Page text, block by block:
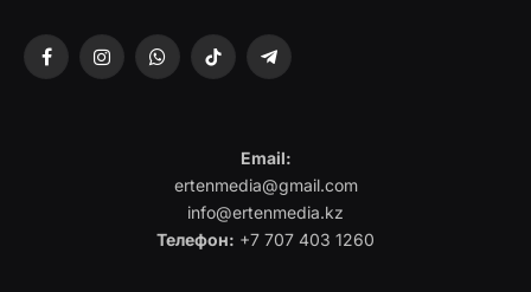
FacebookInstagramWhatsAppTikTok Telegram
Email:
ertenmedia@gmail.com
info@ertenmedia.kz
Телефон: +7 707 403 1260